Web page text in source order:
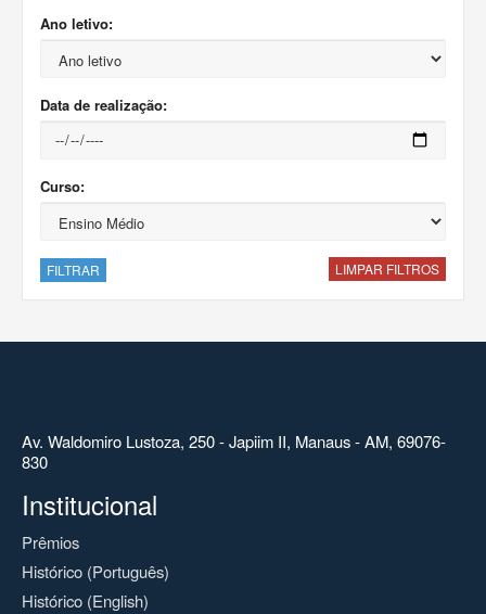
Ano letivo:
Data de realização:
Curso:
FILTRAR LIMPAR FILTROS
Av. Waldomiro Lustoza, 250 - Japiim II, Manaus - AM, 69076-
830
Institucional
Prêmios
Histórico (Português)
Histórico (English)